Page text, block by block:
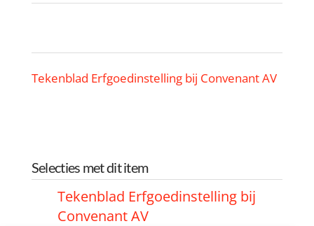
Tekenblad Erfgoedinstelling bij Convenant AV
Selecties met dit item
Tekenblad Erfgoedinstelling bij
Convenant AV